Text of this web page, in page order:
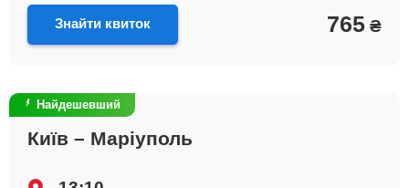
Знайти квиток 765 ₴
Найдешевший
Київ – Маріуполь